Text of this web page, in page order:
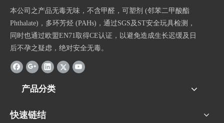
本公司之产品无毒无味，不含甲醛，可塑剂 (邻苯二甲酸酯
Phthalate)，多环芳烃 (PAHs)，通过SGS及ST安全玩具检测，
同时也通过欧盟EN71取得CE认证，以避免造成生长迟缓及日
后不孕之疑虑，绝对安全无毒。
产品分类
快速链结